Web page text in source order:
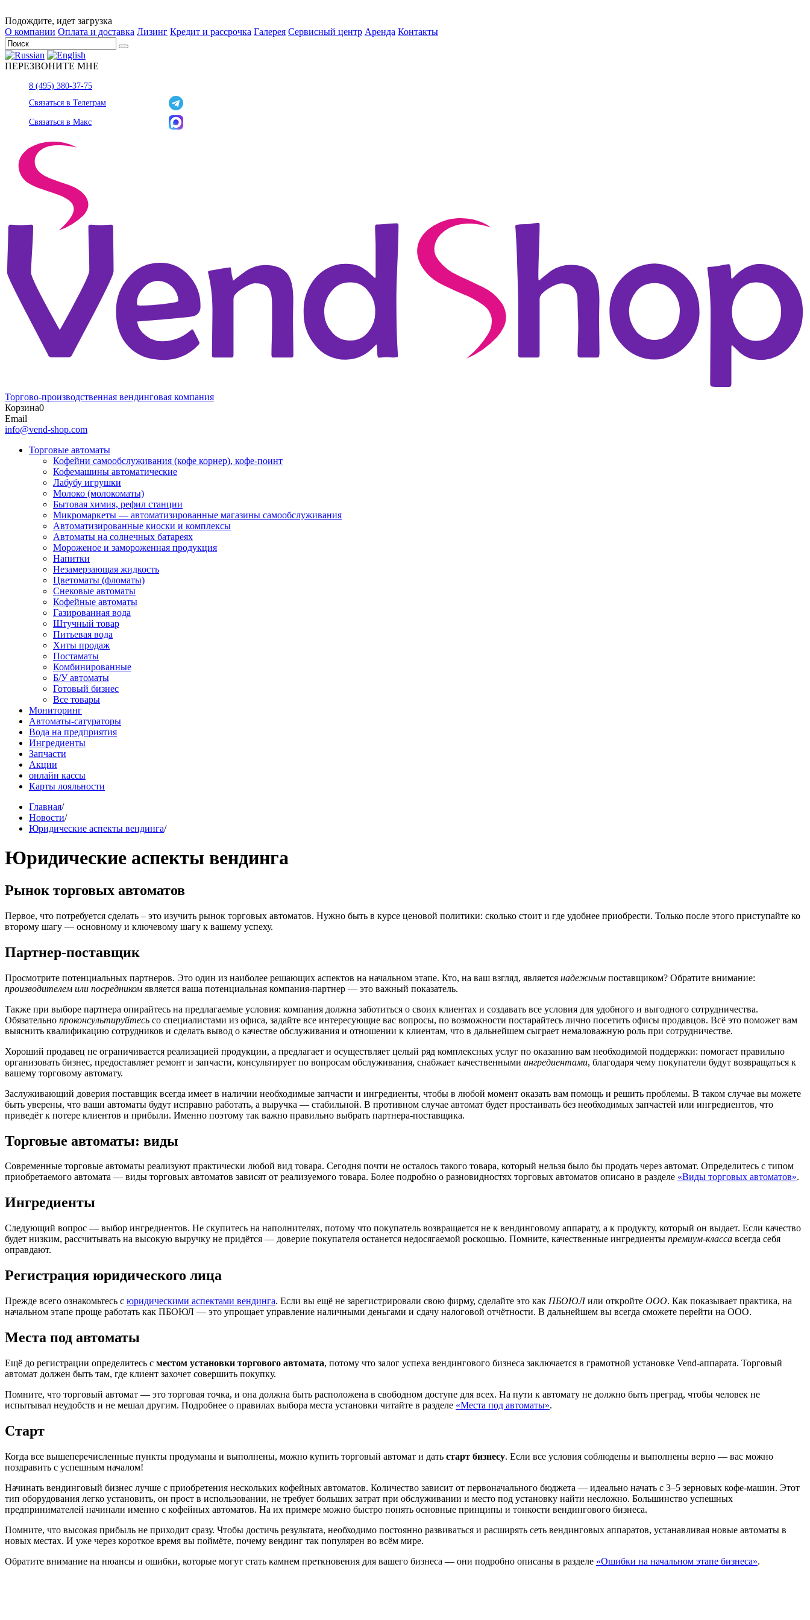
Подождите, идет загрузка
О компании Оплата и доставка Лизинг Кредит и рассрочка Галерея Сервисный центр Аренда Контакты
ПЕРЕЗВОНИТЕ МНЕ
8 (495) 380-37-75
Связаться в Телеграм
Связаться в Макс
Торгово-производственная вендинговая компания
Корзина0
Email
info@vend-shop.com
Торговые автоматы
Кофейни самообслуживания (кофе корнер), кофе-поинт
Кофемашины автоматические
Лабубу игрушки
Молоко (молокоматы)
Бытовая химия, рефил станции
Микромаркеты — автоматизированные магазины самообслуживания
Автоматизированные киоски и комплексы
Автоматы на солнечных батареях
Мороженое и замороженная продукция
Напитки
Незамерзающая жидкость
Цветоматы (фломаты)
Снековые автоматы
Кофейные автоматы
Газированная вода
Штучный товар
Питьевая вода
Хиты продаж
Постаматы
Комбинированные
Б/У автоматы
Готовый бизнес
Все товары
Мониторинг
Автоматы-сатураторы
Вода на предприятия
Ингредиенты
Запчасти
Акции
онлайн кассы
Карты лояльности
Главная/
Новости/
Юридические аспекты вендинга/
Юридические аспекты вендинга
Рынок торговых автоматов
Первое, что потребуется сделать – это изучить рынок торговых автоматов. Нужно быть в курсе ценовой политики: сколько стоит и где удобнее приобрести. Только после этого приступайте ко
второму шагу — основному и ключевому шагу к вашему успеху.
Партнер-поставщик
Просмотрите потенциальных партнеров. Это один из наиболее решающих аспектов на начальном этапе. Кто, на ваш взгляд, является надежным поставщиком? Обратите внимание:
производителем или посредником является ваша потенциальная компания-партнер — это важный показатель.
Также при выборе партнера опирайтесь на предлагаемые условия: компания должна заботиться о своих клиентах и создавать все условия для удобного и выгодного сотрудничества.
Обязательно проконсультируйтесь со специалистами из офиса, задайте все интересующие вас вопросы, по возможности постарайтесь лично посетить офисы продавцов. Всё это поможет вам
выяснить квалификацию сотрудников и сделать вывод о качестве обслуживания и отношении к клиентам, что в дальнейшем сыграет немаловажную роль при сотрудничестве.
Хороший продавец не ограничивается реализацией продукции, а предлагает и осуществляет целый ряд комплексных услуг по оказанию вам необходимой поддержки: помогает правильно
организовать бизнес, предоставляет ремонт и запчасти, консультирует по вопросам обслуживания, снабжает качественными ингредиентами, благодаря чему покупатели будут возвращаться к
вашему торговому автомату.
Заслуживающий доверия поставщик всегда имеет в наличии необходимые запчасти и ингредиенты, чтобы в любой момент оказать вам помощь и решить проблемы. В таком случае вы можете
быть уверены, что ваши автоматы будут исправно работать, а выручка — стабильной. В противном случае автомат будет простаивать без необходимых запчастей или ингредиентов, что
приведёт к потере клиентов и прибыли. Именно поэтому так важно правильно выбрать партнера-поставщика.
Торговые автоматы: виды
Современные торговые автоматы реализуют практически любой вид товара. Сегодня почти не осталось такого товара, который нельзя было бы продать через автомат. Определитесь с типом
приобретаемого автомата — виды торговых автоматов зависят от реализуемого товара. Более подробно о разновидностях торговых автоматов описано в разделе «Виды торговых автоматов».
Ингредиенты
Следующий вопрос — выбор ингредиентов. Не скупитесь на наполнителях, потому что покупатель возвращается не к вендинговому аппарату, а к продукту, который он выдает. Если качество
будет низким, рассчитывать на высокую выручку не придётся — доверие покупателя останется недосягаемой роскошью. Помните, качественные ингредиенты премиум-класса всегда себя
оправдают.
Регистрация юридического лица
Прежде всего ознакомьтесь с юридическими аспектами вендинга. Если вы ещё не зарегистрировали свою фирму, сделайте это как ПБОЮЛили откройте ООО. Как показывает практика, на
начальном этапе проще работать как ПБОЮЛ — это упрощает управление наличными деньгами и сдачу налоговой отчётности. В дальнейшем вы всегда сможете перейти на ООО.
Места под автоматы
Ещё до регистрации определитесь с местом установки торгового автомата, потому что залог успеха вендингового бизнеса заключается в грамотной установке Vend-аппарата. Торговый
автомат должен быть там, где клиент захочет совершить покупку.
Помните, что торговый автомат — это торговая точка, и она должна быть расположена в свободном доступе для всех. На пути к автомату не должно быть преград, чтобы человек не
испытывал неудобств и не мешал другим. Подробнее о правилах выбора места установки читайте в разделе «Места под автоматы».
Старт
Когда все вышеперечисленные пункты продуманы и выполнены, можно купить торговый автомат и дать старт бизнесу. Если все условия соблюдены и выполнены верно — вас можно
поздравить с успешным началом!
Начинать вендинговый бизнес лучше с приобретения нескольких кофейных автоматов. Количество зависит от первоначального бюджета — идеально начать с 3–5 зерновых кофе-машин. Этот
тип оборудования легко установить, он прост в использовании, не требует больших затрат при обслуживании и место под установку найти несложно. Большинство успешных
предпринимателей начинали именно с кофейных автоматов. На их примере можно быстро понять основные принципы и тонкости вендингового бизнеса.
Помните, что высокая прибыль не приходит сразу. Чтобы достичь результата, необходимо постоянно развиваться и расширять сеть вендинговых аппаратов, устанавливая новые автоматы в
новых местах. И уже через короткое время вы поймёте, почему вендинг так популярен во всём мире.
Обратите внимание на нюансы и ошибки, которые могут стать камнем преткновения для вашего бизнеса — они подробно описаны в разделе «Ошибки на начальном этапе бизнеса».